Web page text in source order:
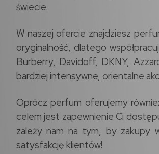
świecie.
W naszej ofercie znajdziesz
oryginalność, dlatego
Burberry, Davidoff, DKNY,
bardziej intensywne, orientalne
Oprócz perfum oferujemy
celem jest zapewnienie Ci
zależy nam na tym, by zakupy
satysfakcję klientów!